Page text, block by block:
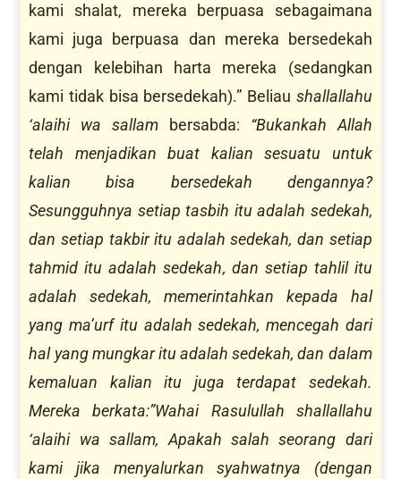
kami shalat, mereka berpuasa sebagaimana
kami juga berpuasa dan mereka bersedekah
dengan kelebihan harta mereka (sedangkan
kami tidak bisa bersedekah).” Beliau shallallahu
‘alaihi wa sallam bersabda: “Bukankah Allah
telah menjadikan buat kalian sesuatu untuk
kalian bisa bersedekah dengannya?
Sesungguhnya setiap tasbih itu adalah sedekah,
dan setiap takbir itu adalah sedekah, dan setiap
tahmid itu adalah sedekah, dan setiap tahlil itu
adalah sedekah, memerintahkan kepada hal
yang ma’urf itu adalah sedekah, mencegah dari
hal yang mungkar itu adalah sedekah, dan dalam
kemaluan kalian itu juga terdapat sedekah.
Mereka berkata:”Wahai Rasulullah shallallahu
‘alaihi wa sallam, Apakah salah seorang dari
kami jika menyalurkan syahwatnya (dengan